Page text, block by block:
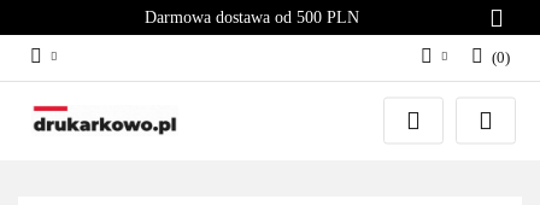
Darmowa dostawa od 500 PLN
Zaloguj się
Załóż konto
(0)